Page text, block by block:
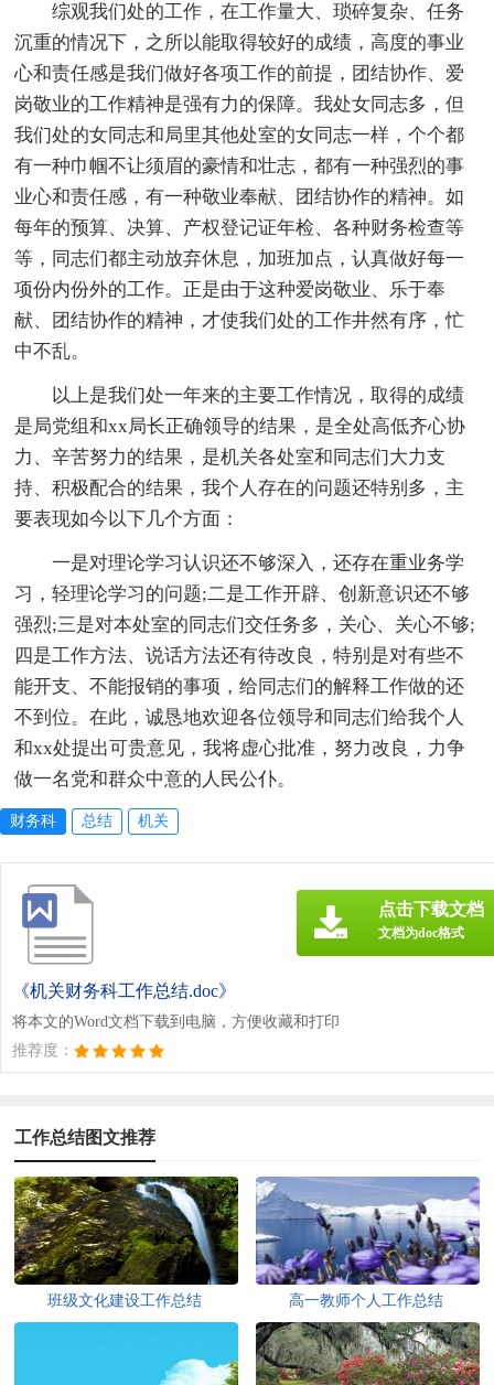
综观我们处的工作，在工作量大、琐碎复杂、任务
沉重的情况下，之所以能取得较好的成绩，高度的事业
心和责任感是我们做好各项工作的前提，团结协作、爱
岗敬业的工作精神是强有力的保障。我处女同志多，但
我们处的女同志和局里其他处室的女同志一样，个个都
有一种巾帼不让须眉的豪情和壮志，都有一种强烈的事
业心和责任感，有一种敬业奉献、团结协作的精神。如
每年的预算、决算、产权登记证年检、各种财务检查等
等，同志们都主动放弃休息，加班加点，认真做好每一
项份内份外的工作。正是由于这种爱岗敬业、乐于奉
献、团结协作的精神，才使我们处的工作井然有序，忙
中不乱。
以上是我们处一年来的主要工作情况，取得的成绩
是局党组和xx局长正确领导的结果，是全处高低齐心协
力、辛苦努力的结果，是机关各处室和同志们大力支
持、积极配合的结果，我个人存在的问题还特别多，主
要表现如今以下几个方面：
一是对理论学习认识还不够深入，还存在重业务学
习，轻理论学习的问题;二是工作开辟、创新意识还不够
强烈;三是对本处室的同志们交任务多，关心、关心不够;
四是工作方法、说话方法还有待改良，特别是对有些不
能开支、不能报销的事项，给同志们的解释工作做的还
不到位。在此，诚恳地欢迎各位领导和同志们给我个人
和xx处提出可贵意见，我将虚心批准，努力改良，力争
做一名党和群众中意的人民公仆。
财务科 总结 机关
《机关财务科工作总结.doc》
将本文的Word文档下载到电脑，方便收藏和打印
推荐度：
点击下载文档
文档为doc格式
工作总结图文推荐
班级文化建设工作总结 高一教师个人工作总结